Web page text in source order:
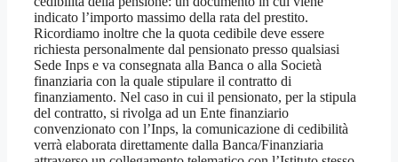
indicato l’importo massimo della rata del prestito.
Ricordiamo inoltre che la quota cedibile deve essere
richiesta personalmente dal pensionato presso qualsiasi
Sede Inps e va consegnata alla Banca o alla Società
finanziaria con la quale stipulare il contratto di
finanziamento. Nel caso in cui il pensionato, per la stipula
del contratto, si rivolga ad un Ente finanziario
convenzionato con l’Inps, la comunicazione di cedibilità
verrà elaborata direttamente dalla Banca/Finanziaria